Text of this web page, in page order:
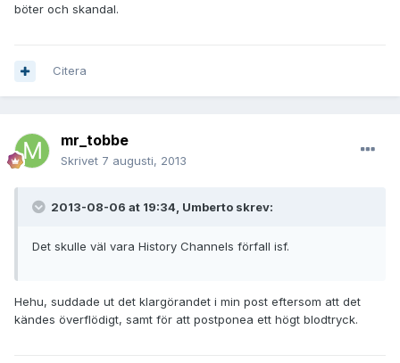
böter och skandal.
Citera
mr_tobbe
Skrivet 7 augusti, 2013
2013-08-06 at 19:34, Umberto skrev:
Det skulle väl vara History Channels förfall isf.
Hehu, suddade ut det klargörandet i min post eftersom att det
kändes överflödigt, samt för att postponea ett högt blodtryck.